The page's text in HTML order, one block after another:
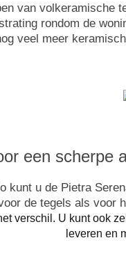
van volkeramische
rondom de
veel meer
een scherpe
kunt u de Pietra
de tegels als voor
verschil. U kunt ook
leveren en